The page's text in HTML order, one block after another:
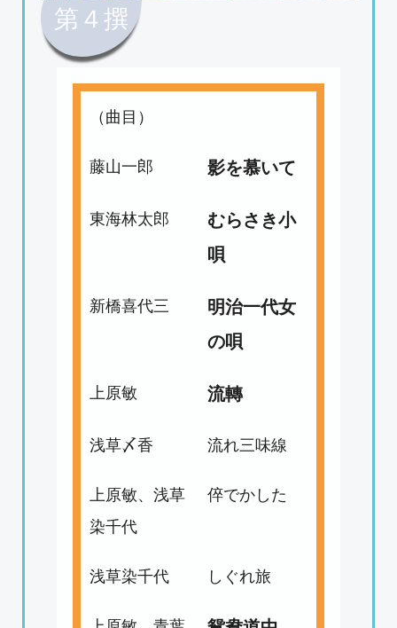
第４撰
（曲目）
藤山一郎 影を慕いて
東海林太郎
むらさき小
唄
新橋喜代三
明治一代女
の唄
上原敏 流轉
浅草〆香 流れ三味線
上原敏、浅草
染千代
倅でかした
浅草染千代 しぐれ旅